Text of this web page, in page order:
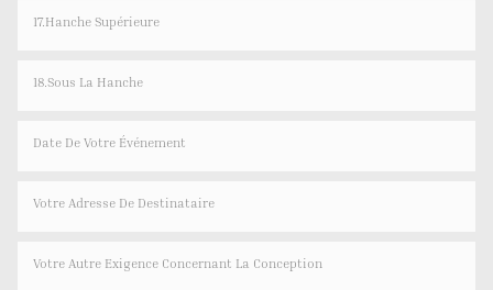
17.Hanche Supérieure
18.Sous La Hanche
Date De Votre Événement
Votre Adresse De Destinataire
Votre Autre Exigence Concernant La Conception